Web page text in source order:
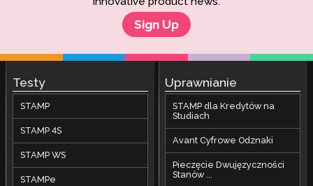
Sign Up
Testy
STAMP
STAMP 4S
STAMP WS
STAMPe
Uprawnianie
STAMP dla Kredytów na
Studiach
Avant Cyfrowe Odznaki
Pieczęcie Dwujęzyczności
Stanów ...